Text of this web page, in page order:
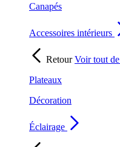
Canapés
Accessoires intérieurs
RetourVoir tout de
Plateaux
Décoration
Éclairage